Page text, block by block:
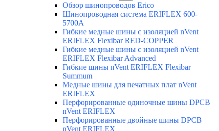
Обзор шинопроводов Erico
Шинопроводная система ERIFLEX 600-
5700A
Гибкие медные шины с изоляцией nVent
ERIFLEX Flexibar RED-COPPER
Гибкие медные шины с изоляцией nVent
ERIFLEX Flexibar Advanced
Гибкие шины nVent ERIFLEX Flexibar
Summum
Медные шины для печатных плат nVent
ERIFLEX
Перфорированные одиночные шины DPCB
nVent ERIFLEX
Перфорированные двойные шины DPCB
nVent ERIFLEX